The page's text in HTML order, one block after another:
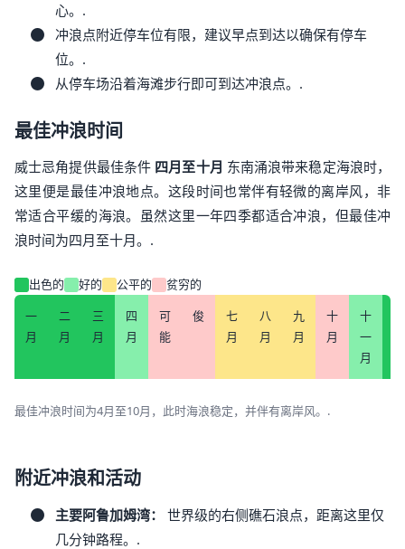
心。.
冲浪点附近停车位有限，建议早点到达以确保有停车
位。.
从停车场沿着海滩步行即可到达冲浪点。.
最佳冲浪时间
威士忌角提供最佳条件 四月至十月 东南涌浪带来稳定海浪时，
这里便是最佳冲浪地点。这段时间也常伴有轻微的离岸风，非
常适合平缓的海浪。虽然这里一年四季都适合冲浪，但最佳冲
浪时间为四月至十月。.
出色的 好的 公平的
贫穷的
一
月
二
月
三
月
四
月
可
能
俊
七
月
八
月
九
月
十
月
十
一
月
最佳冲浪时间为4月至10月，此时海浪稳定，并伴有离岸风。.
附近冲浪和活动
主要阿鲁加姆湾：
世界级的右侧礁石浪点，距离这里仅
几分钟路程。.